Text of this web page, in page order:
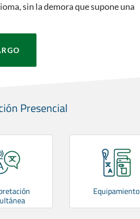
sin la demora que supone una
Presencial
Equipamiento